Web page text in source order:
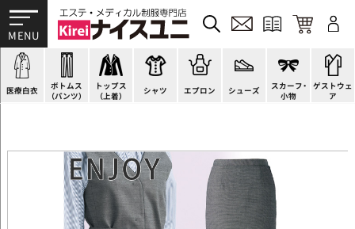
医療白衣
ドクターコート
ドクタージャケット
医療用ジャケット
ケーシージャケット
ボトムス
（パンツ）
パンツ
スクラブパンツ
スカート
キュロット
トップス
（上着）
オーバーブラウス
ベスト
アウター
アンダーウェア
シャツ
カットソー
ブラウス
ポロシャツ
Tシャツ
エプロン
H型エプロン
腰下エプロン
ラップエプロン
エプロンドレス
シューズ
スニーカー
サンダル
ナースシューズ
パンプス
スカーフ・
小物
すべて
スカーフ・リボン
バッグ
ゲストウェ
ア
ゲストウェア
施術衣
マタニティユニフォーム
衛生アイテム